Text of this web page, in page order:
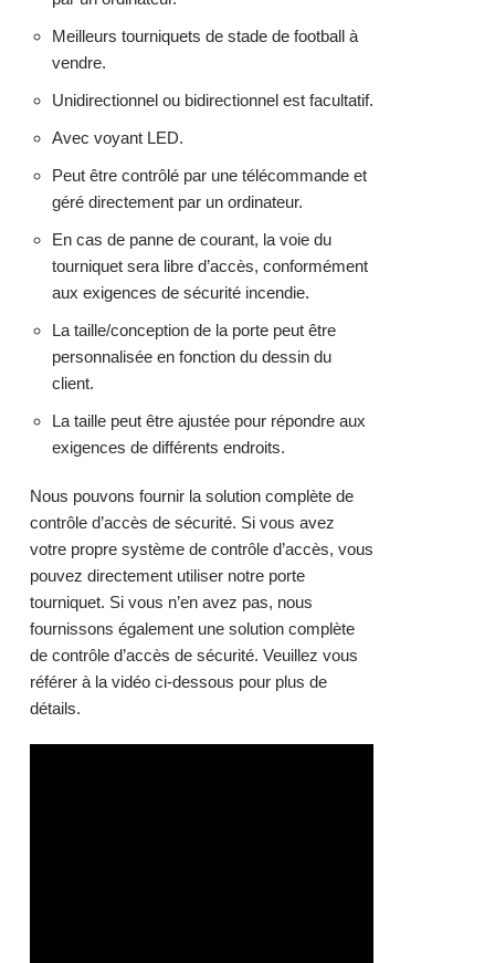
Meilleurs tourniquets de stade de football à
vendre.
Unidirectionnel ou bidirectionnel est facultatif.
Avec voyant LED.
Peut être contrôlé par une télécommande et
géré directement par un ordinateur.
En cas de panne de courant, la voie du
tourniquet sera libre d’accès, conformément
aux exigences de sécurité incendie.
La taille/conception de la porte peut être
personnalisée en fonction du dessin du
client.
La taille peut être ajustée pour répondre aux
exigences de différents endroits.
Nous pouvons fournir la solution complète de
contrôle d’accès de sécurité. Si vous avez
votre propre système de contrôle d’accès, vous
pouvez directement utiliser notre porte
tourniquet. Si vous n’en avez pas, nous
fournissons également une solution complète
de contrôle d’accès de sécurité. Veuillez vous
référer à la vidéo ci-dessous pour plus de
détails.